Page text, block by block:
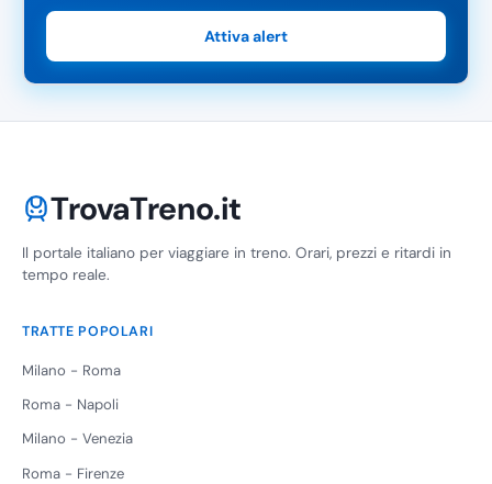
Attiva alert
TrovaTreno.it
Il portale italiano per viaggiare in treno. Orari, prezzi e ritardi in
tempo reale.
TRATTE POPOLARI
Milano - Roma
Roma - Napoli
Milano - Venezia
Roma - Firenze